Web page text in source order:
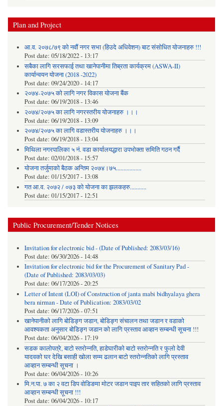
Plan and Project
आ.व. २०७८/७९ को नवौं नगर सभा (हिउदे अधिवेशन) बाट संसोधित योजनाहरु !!!
Post date: 05/18/2022 - 13:17
सबैका लागि सरसफाई तथा खानेपानीमा तिब्रता कार्यक्रम (ASWA-II)
कार्यान्वयन योजना (2018 -2022)
Post date: 09/24/2020 - 14:17
२०७४-२०७५ को लागि नगर विकास योजना बैंक
Post date: 06/19/2018 - 13:46
२०७४/२०७५ का लागि नगरस्तरीय योजनाहरु ।।।
Post date: 06/19/2018 - 13:09
२०७४/२०७५ का लागि वडास्तरीय योजनाहरु ।।।
Post date: 06/19/2018 - 13:04
मिथिला नगरपालिका ५ नं. वडा कार्यालयद्धारा उपभोक्ता समिति गठन गर्दै
Post date: 02/01/2018 - 15:57
याेजना तर्जुमाकाे बैठक अन्तिम २०७४।७५.................
Post date: 01/15/2017 - 13:08
गत आ.व. २०७२ / ०७३ को योजना का झलकहरु...........
Post date: 01/15/2017 - 12:51
Public Procurement/Tender Notices
Invitation for electronic bid - (Date of Published: 2083/03/16)
Post date: 06/30/2026 - 14:48
Invitation for electronic bid for the Procurement of Sanitary Pad -
(Date of Published: 2083/03/03)
Post date: 06/17/2026 - 20:25
Letter of Intent (LOI) of Construction of janta mabi bidhyalaya ghera
bera nirman - Date of Publication: 2083/03/02
Post date: 06/17/2026 - 07:51
खानेपानीको लागि बोडिङ्ग जडान, बोडिङ्ग संचालन तथा जडान र वडाको
आवश्यकता अनुसार बोडिङ्ग जडान को लागि प्रस्ताव आव्हान सम्बन्धी सूचना !!!
Post date: 06/04/2026 - 17:19
सडक कालोपत्रे, बाटो स्तरोन्नति, हाडेघारीको बाटो स्तरोन्नति र फुलो देवी
यादवको घर देखि बसाही खोला सम्म ढलान बाटो स्तरोन्नतिको लागि प्रस्ताव
आव्हान सम्बन्धी सूचना ।
Post date: 06/04/2026 - 10:26
मि.न.पा. ७ का २ वटा डिप वोडिङमा मोटर जडान पाइप तार सहितको लागि प्रस्ताव
आव्हान सम्बन्धी सूचना !!!
Post date: 06/04/2026 - 10:17